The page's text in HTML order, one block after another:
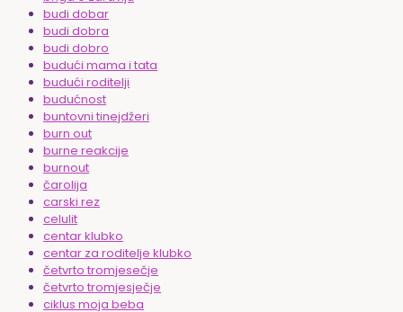
budi dobar
budi dobra
budi dobro
budući mama i tata
budući roditelji
budućnost
buntovni tinejdžeri
burn out
burne reakcije
burnout
čarolija
carski rez
celulit
centar klubko
centar za roditelje klubko
četvrto tromjesečje
četvrto tromjesječje
ciklus moja beba